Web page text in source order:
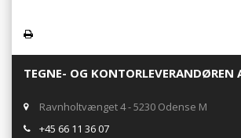
TEGNE- OG KONTORLEVERANDØREN
Ravnholtvænget 4 - 5230 Odense M
+45 66 11 36 07